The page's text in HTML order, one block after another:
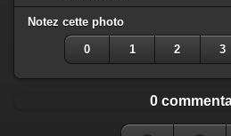
Notez cette photo
0 1 2 3
0